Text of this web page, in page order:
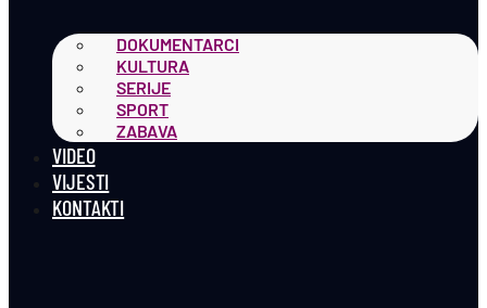
DOKUMENTARCI
KULTURA
SERIJE
SPORT
ZABAVA
VIDEO
VIJESTI
KONTAKTI